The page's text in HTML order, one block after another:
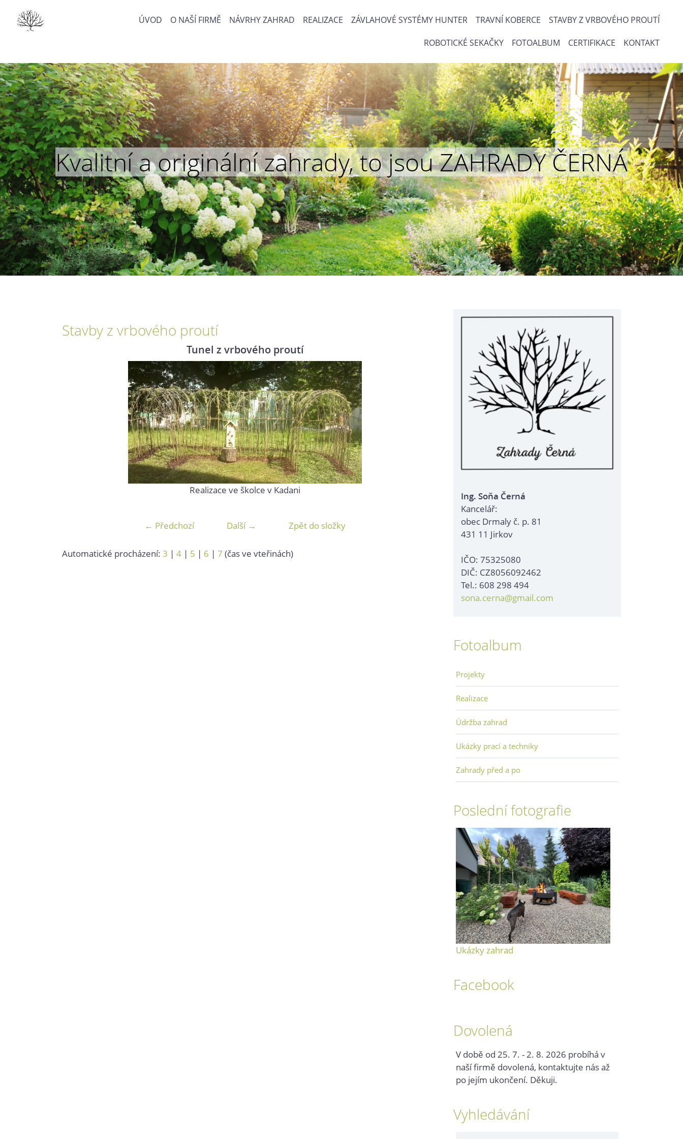
ÚVOD O NAŠÍ FIRMĚ NÁVRHY ZAHRAD REALIZACE ZÁVLAHOVÉ SYSTÉMY HUNTER TRAVNÍ KOBERCE STAVBY Z VRBOVÉHO PROUTÍ
ROBOTICKÉ SEKAČKY FOTOALBUM CERTIFIKACE KONTAKT
Kvalitní a originální zahrady, to jsou ZAHRADY ČERNÁ
Stavby z vrbového proutí
Tunel z vrbového proutí
Realizace ve školce v Kadani
← Předchozí Další → Zpět do složky
Automatické procházení: 3 | 4 | 5 | 6 | 7 (čas ve vteřinách)
Ing. Soňa Černá
Kancelář:
obec Drmaly č. p. 81
431 11 Jirkov
IČO: 75325080
DIČ: CZ8056092462
Tel.: 608 298 494
sona.cerna@gmail.com
Fotoalbum
Projekty
Realizace
Údržba zahrad
Ukázky prací a techniky
Zahrady před a po
Poslední fotografie
Ukázky zahrad
Facebook
Dovolená
V době od 25. 7. - 2. 8. 2026 probíhá v
naší firmě dovolená, kontaktujte nás až
po jejím ukončení. Děkuji.
Vyhledávání